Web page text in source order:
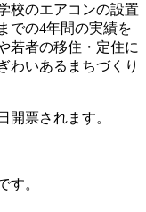
校のエアコンの設置
での4年間の実績を
若者の移住・定住に
わいあるまちづくり
開票されます。
す。